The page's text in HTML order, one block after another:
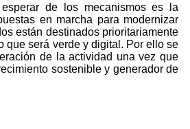
de los mecanismos es la
en marcha para modernizar
están destinados prioritariamente
que será verde y digital. Por ello se
de la actividad una vez que
sostenible y generador de